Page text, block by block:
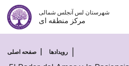
پرش
محتوا
شهرستان لس آنجلس شمالی
مرکز منطقه ای
صفحه اصلی رویدادها